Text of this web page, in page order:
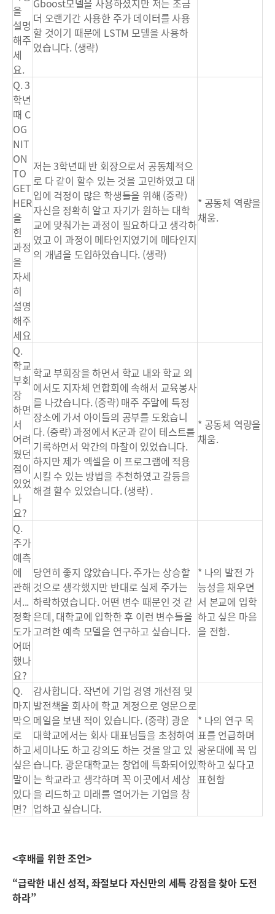
을
설명
해주
세
요.
Gboost모델을 사용하셨지만 저는 조금
더 오랜기간 사용한 주가 데이터를 사용
할 것이기 때문에 LSTM 모델을 사용하
였습니다. (생략)
Q. 3
학년
때 C
OG
NIT
ON
TO
GET
HER
을
힌
과정
을
자세
히
설명
해주
세요
저는 3학년때 반 회장으로서 공동체적으
로 다 같이 할수 있는 것을 고민하였고 대
입에 걱정이 많은 학생들을 위해 (중략)
자신을 정확히 알고 자기가 원하는 대학
교에 맞춰가는 과정이 필요하다고 생각하
였고 이 과정이 메타인지였기에 메타인지
의 개념을 도입하였습니다. (생략)
* 공동체 역량을
채움.
Q.
학교
부회
장
하면
서
어려
웠던
점이
있었
나
요?
학교 부회장을 하면서 학교 내와 학교 외
에서도 지자체 연합회에 속해서 교육봉사
를 나갔습니다. (중략) 매주 주말에 특정
장소에 가서 아이들의 공부를 도왔습니
다. (중략) 과정에서 K군과 같이 테스트를
기록하면서 약간의 마찰이 있었습니다.
하지만 제가 엑셀을 이 프로그램에 적용
시킬 수 있는 방법을 추천하였고 갈등을
해결 할수 있었습니다. (생략) .
* 공동체 역량을
채움.
Q.
주가
예측
에
관해
서...
정확
도가
어떠
했나
요?
당연히 좋지 않았습니다. 주가는 상승할
것으로 생각했지만 반대로 실제 주가는
하락하였습니다. 어떤 변수 때문인 것 같
은데, 대학교에 입학한 후 이런 변수들을
고려한 예측 모델을 연구하고 싶습니다.
* 나의 발전 가
능성을 채우면
서 본교에 입학
하고 싶은 마음
을 전함.
Q.
마지
막으
로
하고
싶은
말이
있다
면?
감사합니다. 작년에 기업 경영 개선점 및
발전책을 회사에 학교 계정으로 영문으로
메일을 보낸 적이 있습니다. (중략) 광운
대학교에서는 회사 대표님들을 초청하여
세미나도 하고 강의도 하는 것을 알고 있
습니다. 광운대학교는 창업에 특화되어있
는 학교라고 생각하며 꼭 이곳에서 세상
을 리드하고 미래를 열어가는 기업을 창
업하고 싶습니다.
* 나의 연구 목
표를 언급하며
광운대에 꼭 입
학하고 싶다고
표현함
<후배를 위한 조언>
“급락한 내신 성적, 좌절보다 자신만의 세특 강점을 찾아 도전
하라”